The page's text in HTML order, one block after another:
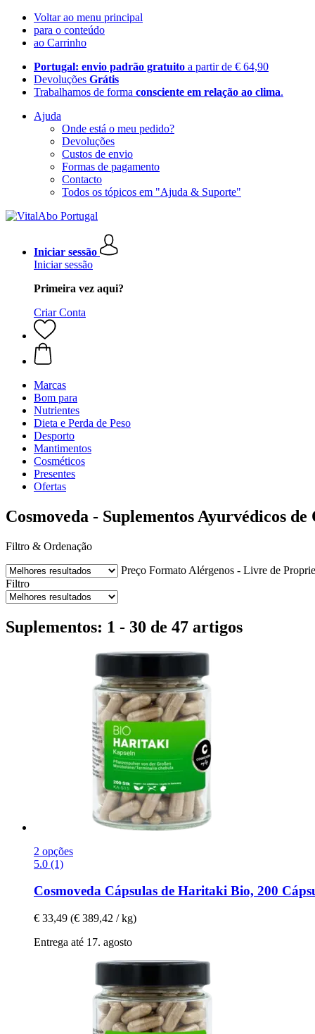
Voltar ao menu principal
para o conteúdo
ao Carrinho
Portugal: envio padrão gratuito a partir de € 64,90
Devoluções Grátis
Trabalhamos de forma consciente em relação ao clima.
Ajuda
Onde está o meu pedido?
Devoluções
Custos de envio
Formas de pagamento
Contacto
Todos os tópicos em "Ajuda & Suporte"
Iniciar sessão
Iniciar sessão
Primeira vez aqui?
Criar Conta
Marcas
Bom para
Nutrientes
Dieta e Perda de Peso
Desporto
Mantimentos
Cosméticos
Presentes
Ofertas
Cosmoveda - Suplementos Ayurvédicos de
Filtro & Ordenação
Preço Formato Alérgenos - Livre de
Filtro
Suplementos: 1 - 30 de 47 artigos
2 opções
5.0 (1)
Cosmoveda Cápsulas de Haritaki Bio, 200
€ 33,49 (€ 389,42 / kg)
Entrega até 17. agosto